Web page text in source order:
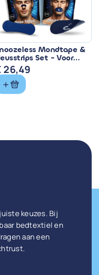
Mondtape &
Set - Voor
Ademen & Slapen
26,49
keuzes. Bij
bedtextiel en
aan een